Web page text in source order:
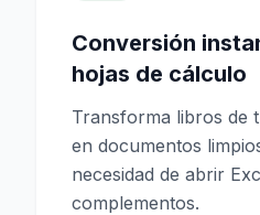
Conversión
hojas de cálculo
Transforma libros de
en documentos
necesidad de abrir
complementos.